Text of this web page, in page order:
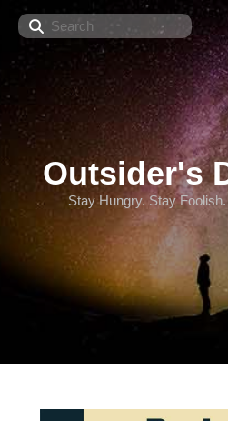
Search
Outsider's
Stay Hungry. Stay